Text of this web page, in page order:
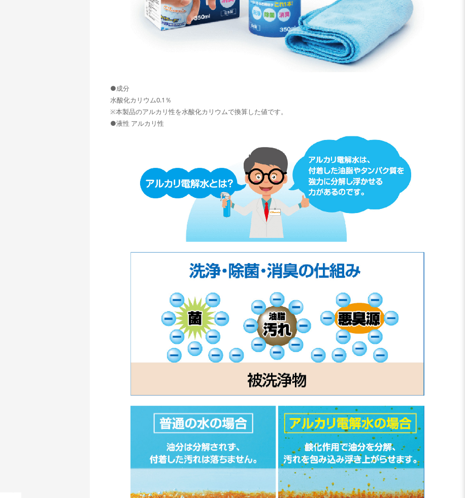
●成分
水酸化カリウム0.1％
※本製品のアルカリ性を水酸化カリウムで換算した値です。
●液性 アルカリ性